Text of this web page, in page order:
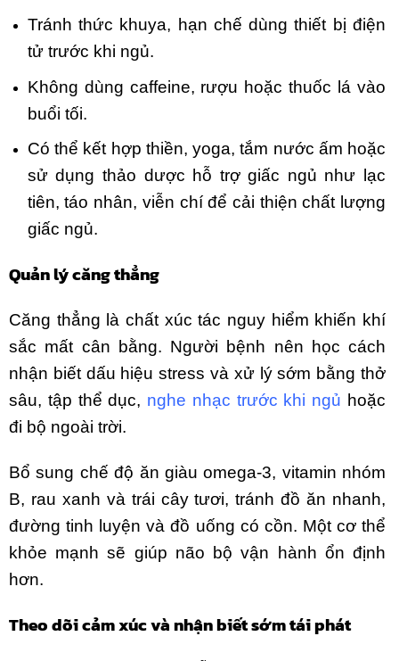
Tránh thức khuya, hạn chế dùng thiết bị điện
tử trước khi ngủ.
Không dùng caffeine, rượu hoặc thuốc lá vào
buổi tối.
Có thể kết hợp thiền, yoga, tắm nước ấm hoặc
sử dụng thảo dược hỗ trợ giấc ngủ như lạc
tiên, táo nhân, viễn chí để cải thiện chất lượng
giấc ngủ.
Quản lý căng thẳng
Căng thẳng là chất xúc tác nguy hiểm khiến khí
sắc mất cân bằng. Người bệnh nên học cách
nhận biết dấu hiệu stress và xử lý sớm bằng thở
sâu, tập thể dục, nghe nhạc trước khi ngủ hoặc
đi bộ ngoài trời.
Bổ sung chế độ ăn giàu omega-3, vitamin nhóm
B, rau xanh và trái cây tươi, tránh đồ ăn nhanh,
đường tinh luyện và đồ uống có cồn. Một cơ thể
khỏe mạnh sẽ giúp não bộ vận hành ổn định
hơn.
Theo dõi cảm xúc và nhận biết sớm tái phát